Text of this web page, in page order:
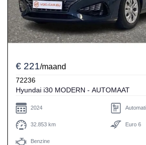
€ 221/maand
72236
Hyundai i30 MODERN - AUTOMAAT
2024
32.853 km Euro 6
Benzine